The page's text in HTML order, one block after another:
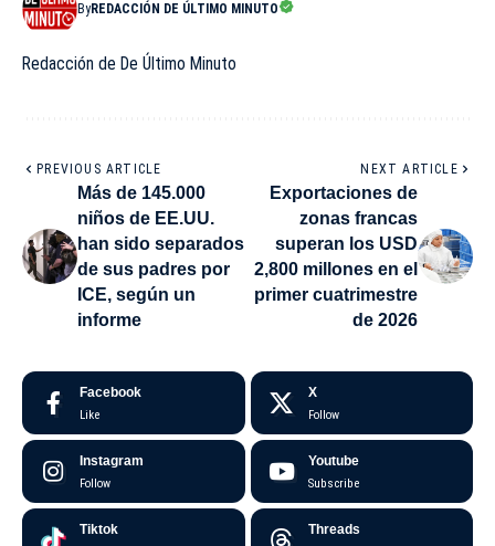
ByREDACCIÓN DE ÚLTIMO MINUTO
Redacción de De Último Minuto
PREVIOUS ARTICLE
Más de 145.000
niños de EE.UU.
han sido separados
de sus padres por
ICE, según un
informe
NEXT ARTICLE
Exportaciones de
zonas francas
superan los USD
2,800 millones en el
primer cuatrimestre
de 2026
Facebook
Like
X
Follow
Instagram
Follow
Youtube
Subscribe
Tiktok Threads